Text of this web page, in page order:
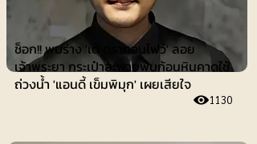
บันเทิง
ช็อก!! พบร่าง 'เต้ ดรากอนไฟว์' ลอย
เจ้าพระยา กระเป๋าสะพายพบก้อนหินคาดใช้
ถ่วงน้ำ 'แอนดี้ เข็มพิมุก' เผยเสียใจ
1130